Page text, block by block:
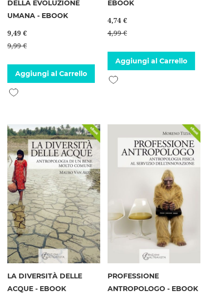
DELLA EVOLUZIONE
UMANA - EBOOK
9,49 €
9,99 €
Aggiungi al Carrello
Aggiungi alla lista desideri
EBOOK
4,74 €
4,99 €
Aggiungi al Carrello
Aggiungi alla lista desideri
LA DIVERSITÀ DELLE
ACQUE - EBOOK
PROFESSIONE
ANTROPOLOGO - EBOOK